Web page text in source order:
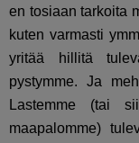
en tosiaan tarkoita
kuten varmasti
yritää hillitä
pystymme. Ja
Lastemme (tai
maapalomme)